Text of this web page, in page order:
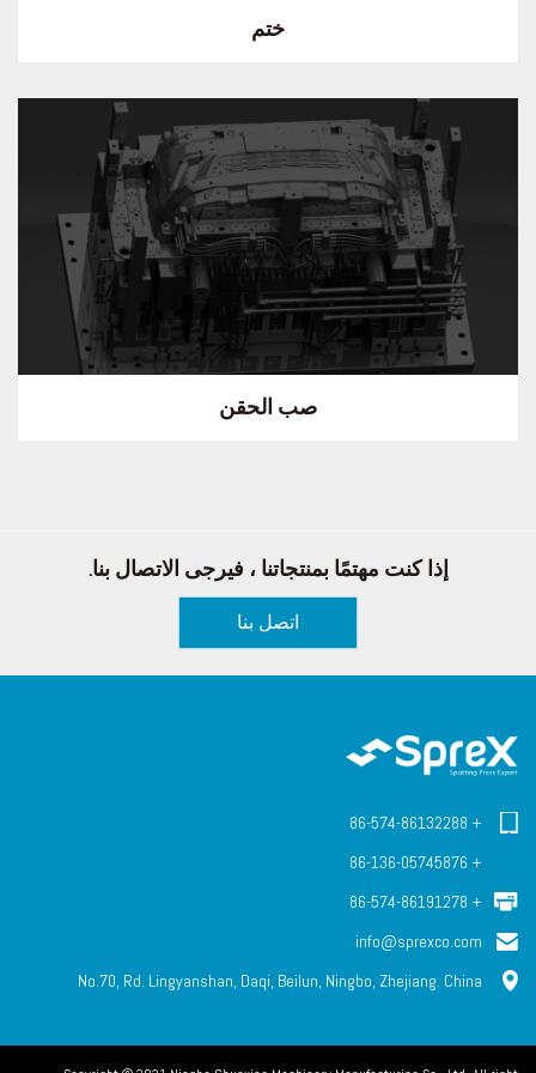
ختم
صب الحقن
إذا كنت مهتمًا بمنتجاتنا ، فيرجى الاتصال بنا.
اتصل بنا
+ 86-574-86132288
+ 86-136-05745876
+ 86-574-86191278
info@sprexco.com
No.70, Rd. Lingyanshan, Daqi, Beilun, Ningbo, Zhejiang. China